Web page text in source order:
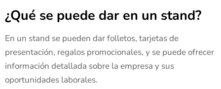
¿Qué se puede dar en un stand?
En un stand se pueden dar folletos, tarjetas de
presentación, regalos promocionales, y se puede ofrecer
información detallada sobre la empresa y sus
oportunidades laborales.